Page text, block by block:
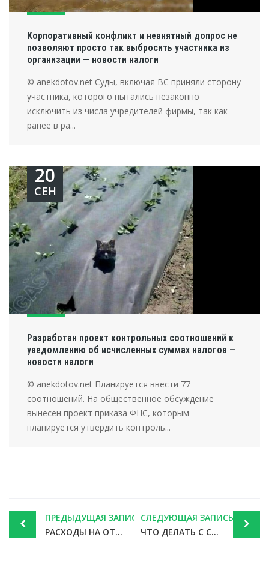
Корпоративный конфликт и невнятный допрос не
позволяют просто так выбросить участника из
организации — новости налоги
© anekdotov.net Суды, включая ВС приняли сторону
участника, которого пытались незаконно
исключить из числа учредителей фирмы, так как
ранее в ра...
Разработан проект контрольных соотношений к
уведомлению об исчисленных суммах налогов —
новости налоги
20
СЕН
© anekdotov.net Планируется ввести 77
соотношений. На общественное обсуждение
вынесен проект приказа ФНС, которым
планируется утвердить контроль...
Post
navigation
ПРЕДЫДУЩАЯ ЗАПИСЬ
РАСХОДЫ НА ОТДЫХ РАБОТНИКОВ МОГУТ УМЕНЬШИТЬ НАЛОГ НА ПРИБЫЛЬ
СЛЕДУЮЩАЯ ЗАПИСЬ
ЧТО ДЕЛАТЬ С СОТРУДНИКАМИ ПРЕДПЕНСИОННОГО ВОЗРАСТА. РЕЗУЛЬТАТЫ ОПРОСА РАБОТОДАТЕЛЕЙ